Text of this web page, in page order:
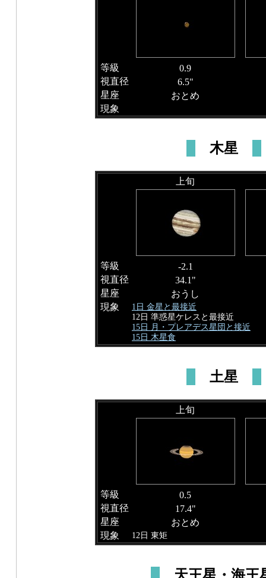
等級
0.9
視直径
6.5"
星座
おとめ
現象
木星
上旬
等級
-2.1
視直径
34.1"
星座
おうし
現象
1日 金星と最接近
12日 準惑星ケレスと最接近
15日 月・プレアデス星団と接近
15日 木星食
土星
上旬
等級
0.5
視直径
17.4"
星座
おとめ
現象
12日 東矩